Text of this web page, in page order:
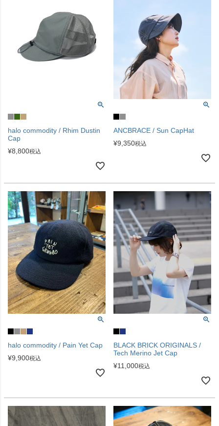
halo commodity / Rhim Dustin
Cap
¥8,800税込
ANCBRACE / Sun CapHat
¥9,350税込
halo commodity / Pain Yet Cap
¥9,900税込
BLACK BRICK ORIGINALS /
Tech Merino Jet Cap
¥11,000税込